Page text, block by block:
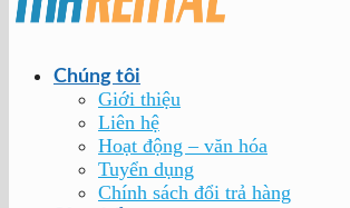
Chúng tôi
Giới thiệu
Liên hệ
Hoạt động – văn hóa
Tuyển dụng
Chính sách đổi trả hàng